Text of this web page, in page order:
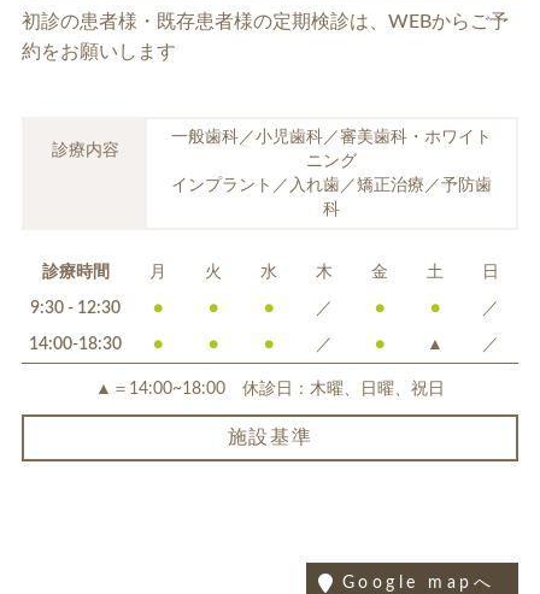
初診の患者様・既存患者様の定期検診は、 WEBからご予
約をお願いします
診療内容
一般歯科／小児歯科／審美歯科・ホワイト
ニング
インプラント／入れ歯／矯正治療／予防歯
科
診療時間 月 火 水 木 金 土 日
9:30 - 12:30 ● ● ● ／ ● ● ／
14:00-18:30 ● ● ● ／ ● ▲ ／
▲＝14:00~18:00 休診日：木曜、日曜、祝日
施設基準
Google mapへ